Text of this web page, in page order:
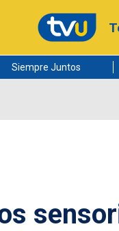
Siempre Juntos